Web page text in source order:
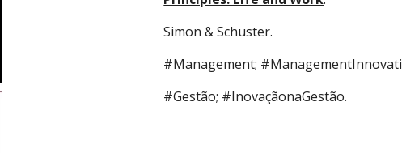
Simon & Schuster.
#Management;
#Gestão; #InovaçãonaGestão.